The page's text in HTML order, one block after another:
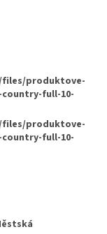
produktove-
full-10-
produktove-
full-10-